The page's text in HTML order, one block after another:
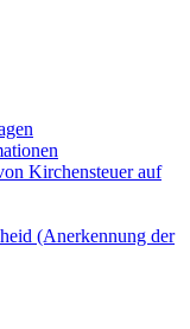
Kirchensteuer auf
(Anerkennung der